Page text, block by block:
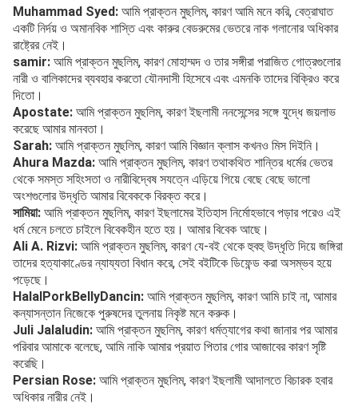
Muhammad Syed: আমি প্রাক্তন মুছলিম, কারণ আমি মনে করি, বেত্রাঘাত
একটি নির্দয় ও অমানবিক শাস্তি এবং কারুর বেডরুমের ভেতরে নাক গলানোর অধিকার
রাষ্ট্রের নেই।
samir: আমি প্রাক্তন মুছলিম, কারণ মোহাম্মদ ও তার সঙ্গীরা পরাজিত গোত্রগুলোর
নারী ও বালিকাদের ব্যবহার করতো যৌনদাসী হিসেবে এবং এমনকি তাদের বিক্রিও করে
দিতো।
Apostate: আমি প্রাক্তন মুছলিম, কারণ ইছলামী ননসেন্সের সঙ্গে যুদ্ধে জয়লাভ
করেছে আমার মানবতা।
Sarah: আমি প্রাক্তন মুছলিম, কারণ আমি বিজ্ঞান ক্লাস কখনও মিস দিইনি।
Ahura Mazda: আমি প্রাক্তন মুছলিম, কারণ তথাকথিত শান্তির ধর্মের ভেতর
থেকে সমস্ত সহিংসতা ও নারীবিদ্বেষ সযত্নে এড়িয়ে গিয়ে বেছে বেছে ভালো
অংশগুলোর উদ্ধৃতি আমার বিবেককে বিরক্ত করে।
সামিয়া: আমি প্রাক্তন মুছলিম, কারণ ইছলামের ইতিহাস নির্মোহভাবে পড়ার পরেও এই
ধর্ম মেনে চলতে চাইলে বিবেকহীন হতে হয়। আমার বিবেক আছে।
Ali A. Rizvi: আমি প্রাক্তন মুছলিম, কারণ যে-বই থেকে হুবহু উদ্ধৃতি দিয়ে জঙ্গিরা
তাদের হত্যাকাণ্ডের ন্যায্যতা বিধান করে, সেই বইটিকে ডিফেন্ড করা অসম্ভব হয়ে
পড়েছে।
HalalPorkBellyDancin: আমি প্রাক্তন মুছলিম, কারণ আমি চাই না, আমার
কন্যাসন্তান নিজেকে পুরুষদের তুলনায় নিকৃষ্ট মনে করুক।
Juli Jalaludin: আমি প্রাক্তন মুছলিম, কারণ ধর্মত্যাগের কথা জানার পর আমার
পরিবার আমাকে বলেছে, আমি নাকি আমার প্রয়াত পিতার গোর আজাবের কারণ সৃষ্টি
করেছি।
Persian Rose: আমি প্রাক্তন মুছলিম, কারণ ইছলামী আদালতে বিচারক হবার
অধিকার নারীর নেই।